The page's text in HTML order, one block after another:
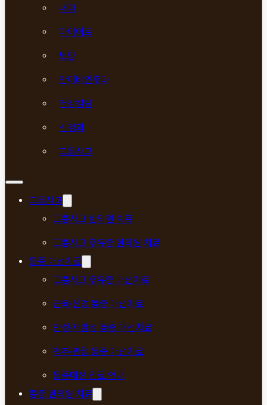
내과
다이어트
보양
안이비인후과
건강칼럼
신경과
교통사고
교통사고
교통사고 한의원 치료
교통사고 후유증 한의원 치료
통증 매선치료
교통사고 후유증 매선치료
근육·신경 통증 매선치료
만성·재발성 통증 매선치료
척추·관절 통증 매선치료
통증매선 진료 안내
통증 한의원 치료